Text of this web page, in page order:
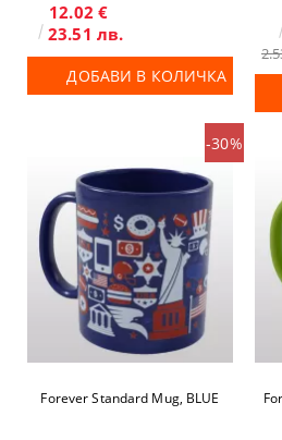
12.02 €
23.51 лв.
ДОБАВИ В КОЛИЧКА
Forever Standard Mug, BLUE
-30%